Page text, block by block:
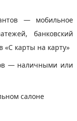
— мобильное
банковский
«С карты на карту»
— наличными или
салоне